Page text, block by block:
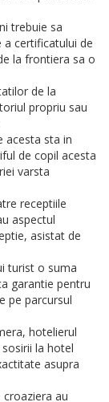
trebuie sa
certificatului de
la frontiera sa o
de la
propriu sau
acesta sta in
de copil acesta
varsta
receptiile
aspectul
asistat de
turist o suma
garantie pentru
pe parcursul
hotelierul
la hotel
asupra
au